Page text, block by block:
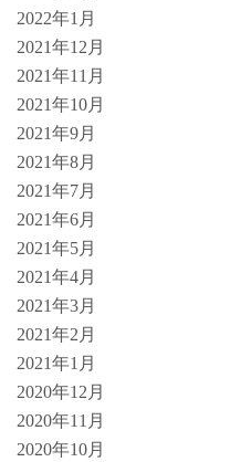
2022年1月
2021年12月
2021年11月
2021年10月
2021年9月
2021年8月
2021年7月
2021年6月
2021年5月
2021年4月
2021年3月
2021年2月
2021年1月
2020年12月
2020年11月
2020年10月